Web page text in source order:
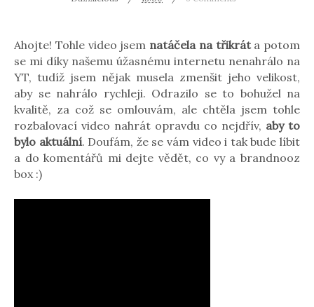
Ahojte! Tohle video jsem natáčela na třikráta potom
se mi díky našemu úžasnému internetu nenahrálo na
YT, tudíž jsem nějak musela zmenšit jeho velikost,
aby se nahrálo rychleji. Odrazilo se to bohužel na
kvalitě, za což se omlouvám, ale chtěla jsem tohle
rozbalovací video nahrát opravdu co nejdřív, aby to
bylo aktuální. Doufám, že se vám video i tak bude líbit
a do komentářů mi dejte vědět, co vy a brandnooz
box :)